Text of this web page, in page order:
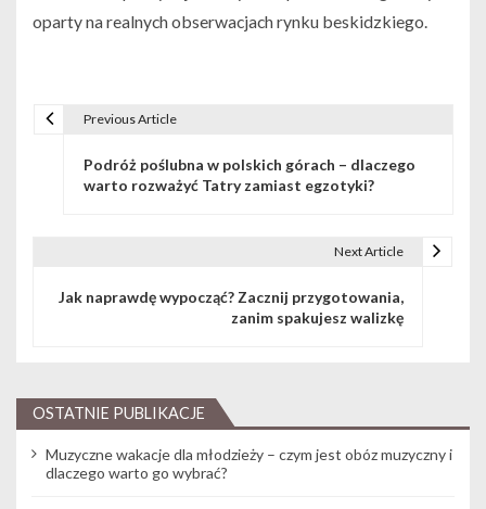
oparty na realnych obserwacjach rynku beskidzkiego.
Previous Article
Podróż poślubna w polskich górach – dlaczego
warto rozważyć Tatry zamiast egzotyki?
Next Article
Jak naprawdę wypocząć? Zacznij przygotowania,
zanim spakujesz walizkę
OSTATNIE PUBLIKACJE
Muzyczne wakacje dla młodzieży – czym jest obóz muzyczny i
dlaczego warto go wybrać?